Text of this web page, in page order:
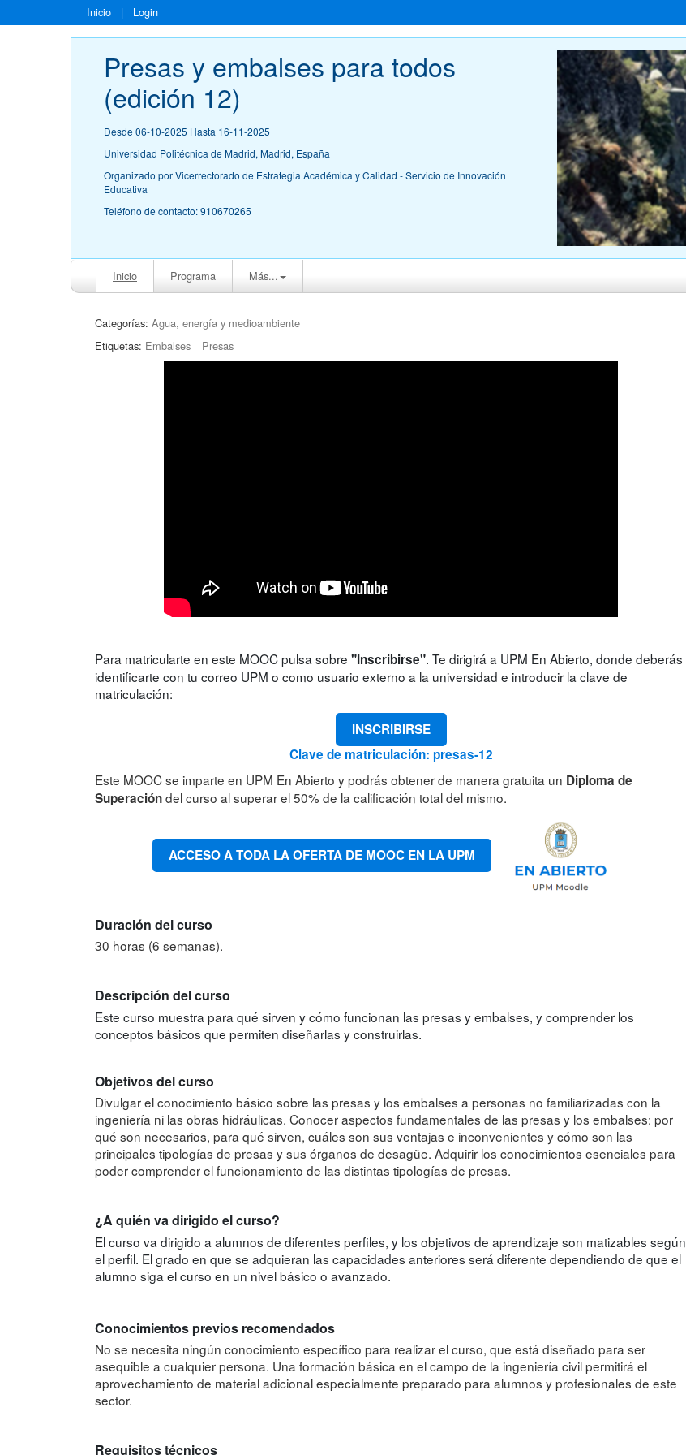
Inicio | Login
Presas y embalses para todos
(edición 12)
Desde 06-10-2025 Hasta 16-11-2025
Universidad Politécnica de Madrid, Madrid, España
Organizado por Vicerrectorado de Estrategia Académica y Calidad - Servicio de Innovación
Educativa
Teléfono de contacto: 910670265
Inicio Programa Más...
Categorías: Agua, energía y medioambiente
Etiquetas: Embalses Presas
Para matricularte en este MOOC pulsa sobre "Inscribirse". Te dirigirá a UPM En Abierto, donde deberás
identificarte con tu correo UPM o como usuario externo a la universidad e introducir la clave de
matriculación:
INSCRIBIRSE
Clave de matriculación: presas-12
Este MOOC se imparte en UPM En Abierto y podrás obtener de manera gratuita un Diploma de
Superacióndel curso al superar el 50% de la calificación total del mismo.
ACCESO A TODA LA OFERTA DE MOOC EN LA UPM
Duración del curso
30 horas (6 semanas).
Descripción del curso
Este curso muestra para qué sirven y cómo funcionan las presas y embalses, y comprender los
conceptos básicos que permiten diseñarlas y construirlas.
Objetivos del curso
Divulgar el conocimiento básico sobre las presas y los embalses a personas no familiarizadas con la
ingeniería ni las obras hidráulicas. Conocer aspectos fundamentales de las presas y los embalses: por
qué son necesarios, para qué sirven, cuáles son sus ventajas e inconvenientes y cómo son las
principales tipologías de presas y sus órganos de desagüe. Adquirir los conocimientos esenciales para
poder comprender el funcionamiento de las distintas tipologías de presas.
¿A quién va dirigido el curso?
El curso va dirigido a alumnos de diferentes perfiles, y los objetivos de aprendizaje son matizables según
el perfil. El grado en que se adquieran las capacidades anteriores será diferente dependiendo de que el
alumno siga el curso en un nivel básico o avanzado.
Conocimientos previos recomendados
No se necesita ningún conocimiento específico para realizar el curso, que está diseñado para ser
asequible a cualquier persona. Una formación básica en el campo de la ingeniería civil permitirá el
aprovechamiento de material adicional especialmente preparado para alumnos y profesionales de este
sector.
Requisitos técnicos